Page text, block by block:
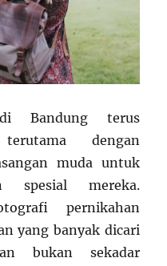
Bandung terus
dengan
muda untuk
spesial mereka.
pernikahan
yang banyak dicari
bukan sekadar